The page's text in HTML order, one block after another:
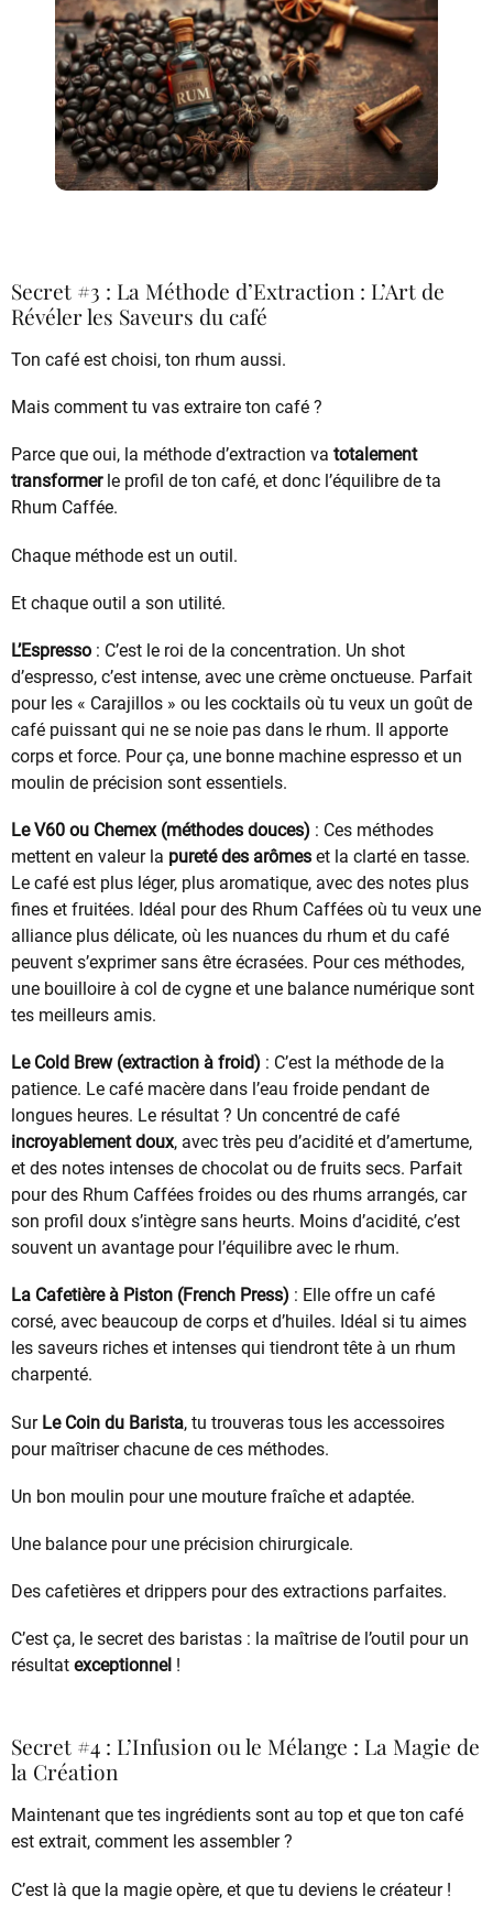
Secret #3 : La Méthode d’Extraction : L’Art de
Révéler les Saveurs du café
Ton café est choisi, ton rhum aussi.
Mais comment tu vas extraire ton café ?
Parce que oui, la méthode d’extraction va totalement
transformerle profil de ton café, et donc l’équilibre de ta
Rhum Caffée.
Chaque méthode est un outil.
Et chaque outil a son utilité.
L’Espresso : C’est le roi de la concentration. Un shot
d’espresso, c’est intense, avec une crème onctueuse. Parfait
pour les « Carajillos » ou les cocktails où tu veux un goût de
café puissant qui ne se noie pas dans le rhum. Il apporte
corps et force. Pour ça, une bonne machine espresso et un
moulin de précision sont essentiels.
Le V60 ou Chemex (méthodes douces) : Ces méthodes
mettent en valeur la pureté des arômes et la clarté en tasse.
Le café est plus léger, plus aromatique, avec des notes plus
fines et fruitées. Idéal pour des Rhum Caffées où tu veux une
alliance plus délicate, où les nuances du rhum et du café
peuvent s’exprimer sans être écrasées. Pour ces méthodes,
une bouilloire à col de cygne et une balance numérique sont
tes meilleurs amis.
Le Cold Brew (extraction à froid) : C’est la méthode de la
patience. Le café macère dans l’eau froide pendant de
longues heures. Le résultat ? Un concentré de café
incroyablement doux, avec très peu d’acidité et d’amertume,
et des notes intenses de chocolat ou de fruits secs. Parfait
pour des Rhum Caffées froides ou des rhums arrangés, car
son profil doux s’intègre sans heurts. Moins d’acidité, c’est
souvent un avantage pour l’équilibre avec le rhum.
La Cafetière à Piston (French Press) : Elle offre un café
corsé, avec beaucoup de corps et d’huiles. Idéal si tu aimes
les saveurs riches et intenses qui tiendront tête à un rhum
charpenté.
Sur Le Coin du Barista, tu trouveras tous les accessoires
pour maîtriser chacune de ces méthodes.
Un bon moulin pour une mouture fraîche et adaptée.
Une balance pour une précision chirurgicale.
Des cafetières et drippers pour des extractions parfaites.
C’est ça, le secret des baristas : la maîtrise de l’outil pour un
résultat exceptionnel !
Secret #4 : L’Infusion ou le Mélange : La Magie de
la Création
Maintenant que tes ingrédients sont au top et que ton café
est extrait, comment les assembler ?
C’est là que la magie opère, et que tu deviens le créateur !